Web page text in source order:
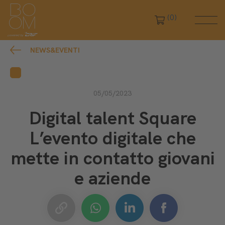
(0)
NEWS&EVENTI
05/05/2023
Digital talent Square
L’evento digitale che
mette in contatto giovani
e aziende